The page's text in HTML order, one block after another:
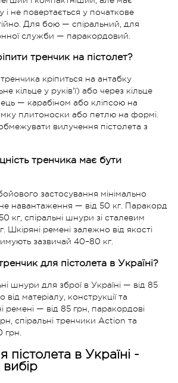
не повертається у початкове
Для бою — спіральний, для
служби — паракордовий.
тренчик на пістолет?
кріпиться на антабку
кільце у руків'ї) або через кільце
— карабіном або кліпсою на
плитоноски або петлю на формі.
вилучення пістолета з
тренчика має бути
застосування мінімально
навантаження — від 50 кг. Паракорд
кг, спіральні шнури зі сталевим
Шкіряні ремені залежно від якості
зазвичай 40–80 кг.
для пістолета в Україні?
шнури для зброї в Україні — від 85
матеріалу, конструкції та
ремені — від 85 грн, паракордові
спіральні тренчики Action та
грн.
пістолета в Україні -
вибір